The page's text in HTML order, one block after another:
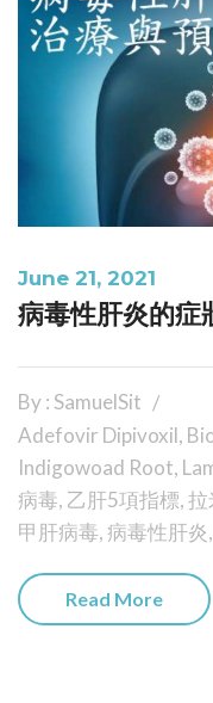
June 21, 2021
病毒性肝炎的症
By : SamuelSit
Adefovir Dipivoxil,
Indigowoad Root,
病毒, 乙肝5項指標,拉
甲肝病毒,病毒性肝炎,
Read More